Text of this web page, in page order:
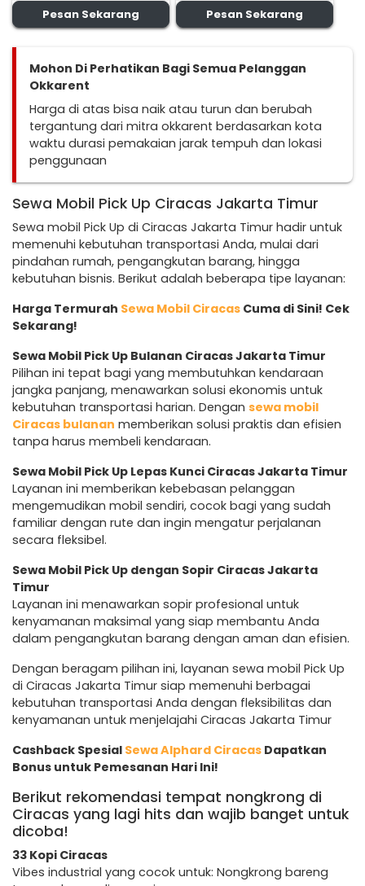
Pesan Sekarang Pesan Sekarang
Mohon Di Perhatikan Bagi Semua Pelanggan
Okkarent
Harga di atas bisa naik atau turun dan berubah
tergantung dari mitra okkarent berdasarkan kota
waktu durasi pemakaian jarak tempuh dan lokasi
penggunaan
Sewa Mobil Pick Up Ciracas Jakarta Timur
Sewa mobil Pick Up di Ciracas Jakarta Timur hadir untuk
memenuhi kebutuhan transportasi Anda, mulai dari
pindahan rumah, pengangkutan barang, hingga
kebutuhan bisnis. Berikut adalah beberapa tipe layanan:
Harga Termurah Sewa Mobil Ciracas Cuma di Sini! Cek
Sekarang!
Sewa Mobil Pick Up Bulanan Ciracas Jakarta Timur
Pilihan ini tepat bagi yang membutuhkan kendaraan
jangka panjang, menawarkan solusi ekonomis untuk
kebutuhan transportasi harian. Dengan sewa mobil
Ciracas bulanan memberikan solusi praktis dan efisien
tanpa harus membeli kendaraan.
Sewa Mobil Pick Up Lepas Kunci Ciracas Jakarta Timur
Layanan ini memberikan kebebasan pelanggan
mengemudikan mobil sendiri, cocok bagi yang sudah
familiar dengan rute dan ingin mengatur perjalanan
secara fleksibel.
Sewa Mobil Pick Up dengan Sopir Ciracas Jakarta
Timur
Layanan ini menawarkan sopir profesional untuk
kenyamanan maksimal yang siap membantu Anda
dalam pengangkutan barang dengan aman dan efisien.
Dengan beragam pilihan ini, layanan sewa mobil Pick Up
di Ciracas Jakarta Timur siap memenuhi berbagai
kebutuhan transportasi Anda dengan fleksibilitas dan
kenyamanan untuk menjelajahi Ciracas Jakarta Timur
Cashback Spesial Sewa Alphard Ciracas Dapatkan
Bonus untuk Pemesanan Hari Ini!
Berikut rekomendasi tempat nongkrong di
Ciracas yang lagi hits dan wajib banget untuk
dicoba!
33 Kopi Ciracas
Vibes industrial yang cocok untuk: Nongkrong bareng